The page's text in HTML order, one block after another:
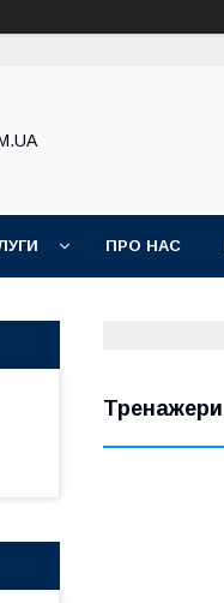
ПРО НАС
Тренажери